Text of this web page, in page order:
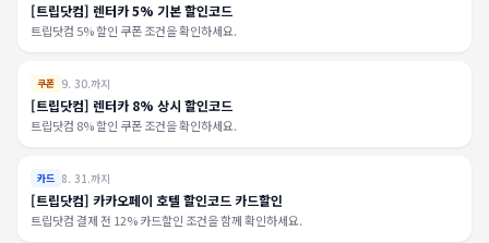
[트립닷컴] 렌터카 5% 기본 할인코드
트립닷컴 5% 할인 쿠폰 조건을 확인하세요.
쿠폰 9. 30.까지
[트립닷컴] 렌터카 8% 상시 할인코드
트립닷컴 8% 할인 쿠폰 조건을 확인하세요.
카드 8. 31.까지
[트립닷컴] 카카오페이 호텔 할인코드 카드할인
트립닷컴 결제 전 12% 카드할인 조건을 함께 확인하세요.